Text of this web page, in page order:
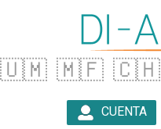
🇺🇲 🇲🇫 🇨🇭
CUENTA